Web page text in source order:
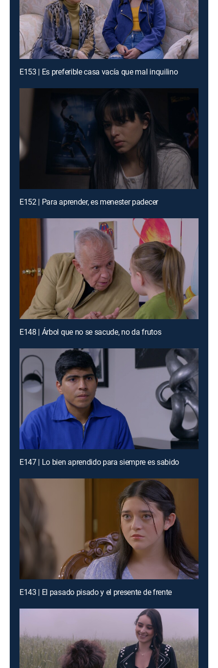
E153 | Es preferible casa vacía que mal inquilino
E152 | Para aprender, es menester padecer
E148 | Árbol que no se sacude, no da frutos
E147 | Lo bien aprendido para siempre es sabido
E143 | El pasado pisado y el presente de frente